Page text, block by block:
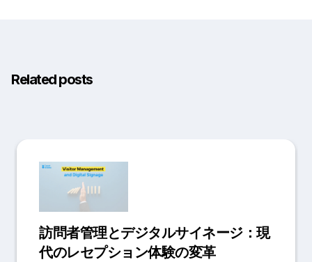
Related posts
訪問者管理とデジタルサイネージ：現
代のレセプション体験の変革